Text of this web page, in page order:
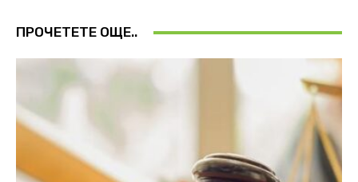
ПРОЧЕТЕТЕ ОЩЕ..